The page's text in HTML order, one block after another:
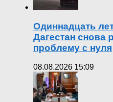
Одиннадцать
Дагестан снова
проблему с нуля
08.08.2026 15:09